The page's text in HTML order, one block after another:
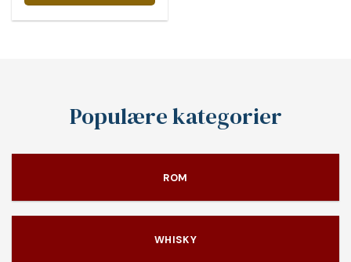
Populære kategorier
ROM
WHISKY